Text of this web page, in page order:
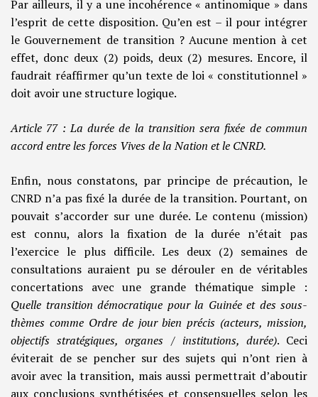
Par ailleurs, il y a une incohérence « antinomique » dans
l’esprit de cette disposition. Qu’en est – il pour intégrer
le Gouvernement de transition ? Aucune mention à cet
effet, donc deux (2) poids, deux (2) mesures. Encore, il
faudrait réaffirmer qu’un texte de loi « constitutionnel »
doit avoir une structure logique.
Article 77 : La durée de la transition sera fixée de commun
accord entre les forces Vives de la Nation et le CNRD.
Enfin, nous constatons, par principe de précaution, le
CNRD n’a pas fixé la durée de la transition. Pourtant, on
pouvait s’accorder sur une durée. Le contenu (mission)
est connu, alors la fixation de la durée n’était pas
l’exercice le plus difficile. Les deux (2) semaines de
consultations auraient pu se dérouler en de véritables
concertations avec une grande thématique simple :
Quelle transition démocratique pour la Guinée et des sous-
thèmes comme Ordre de jour bien précis (acteurs, mission,
objectifs stratégiques, organes / institutions, durée). Ceci
éviterait de se pencher sur des sujets qui n’ont rien à
avoir avec la transition, mais aussi permettrait d’aboutir
aux conclusions synthétisées et consensuelles selon les